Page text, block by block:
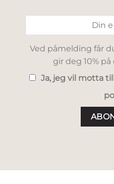
Ved påmelding får
gir deg 10%
Ja, jeg vil motta